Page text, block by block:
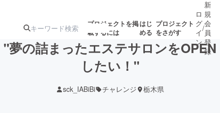
プロジェクトを掲
載するには
はじ
める
プロジェクト
をさがす
ターン
ジェクト
募集終了が近いプ
ロジェクト
ロ
グ
イ
ン
/
新
規
会
員
登
録
"夢の詰まったエステサロンをOPEN
したい！"
sck_IABiBi チャレンジ 栃木県